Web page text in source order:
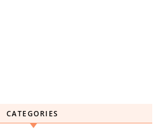
CATEGORIES